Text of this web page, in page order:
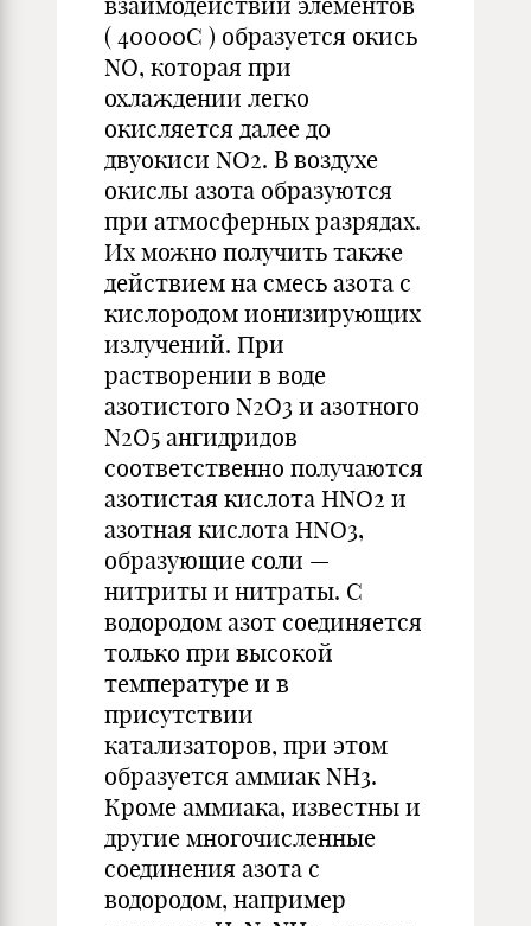
( 40000С ) образуется окись
NO, которая при
охлаждении легко
окисляется далее до
двуокиси NO2. В воздухе
окислы азота образуются
при атмосферных разрядах.
Их можно получить также
действием на смесь азота с
кислородом ионизирующих
излучений. При
растворении в воде
азотистого N2O3 и азотного
N2O5 ангидридов
соответственно получаются
азотистая кислота НNO2 и
азотная кислота НNO3,
образующие соли —
нитриты и нитраты. С
водородом азот соединяется
только при высокой
температуре и в
присутствии
катализаторов, при этом
образуется аммиак NH3.
Кроме аммиака, известны и
другие многочисленные
соединения азота с
водородом, например